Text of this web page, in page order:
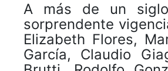
A más de un
sorprendente
Elizabeth Flores,
García, Claudio